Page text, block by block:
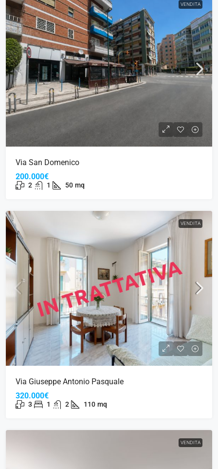
VENDITA
Via San Domenico
200.000€
2 1 50 mq
VENDITA
Via Giuseppe Antonio Pasquale
320.000€
3 1 2 110 mq
VENDITA